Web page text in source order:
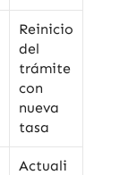
Reinicio
del
trámite
con
nueva
tasa
Actuali